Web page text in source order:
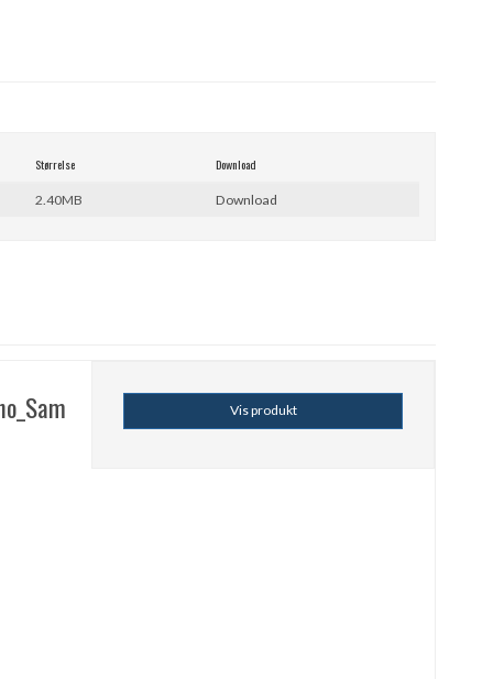
Størrelse Download
2.40MB Download
Vis produkt